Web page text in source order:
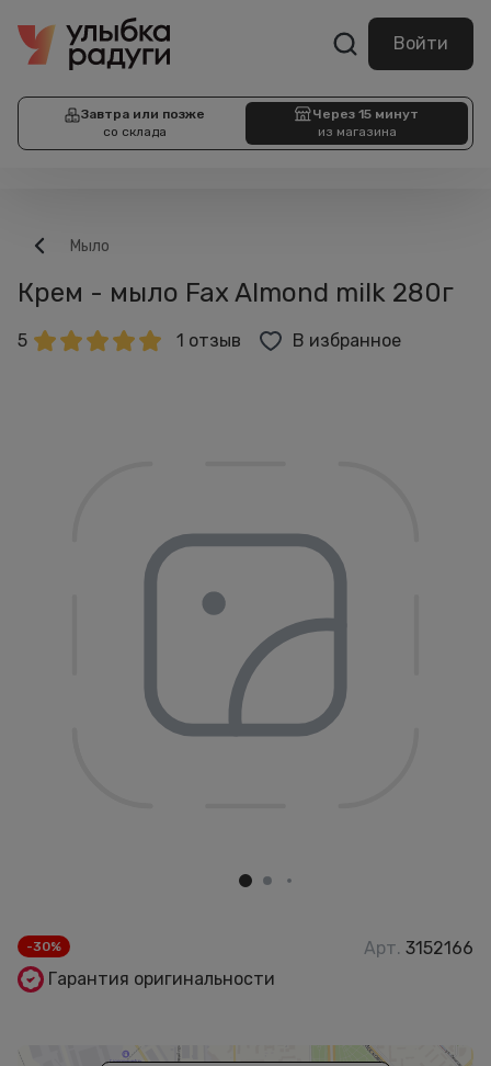
Войти
Завтра или позже
со склада
Через 15 минут
из магазина
Мыло
Крем - мыло Fax Almond milk 280г
5 1 отзыв В избранное
-30% Арт. 3152166
Гарантия оригинальности